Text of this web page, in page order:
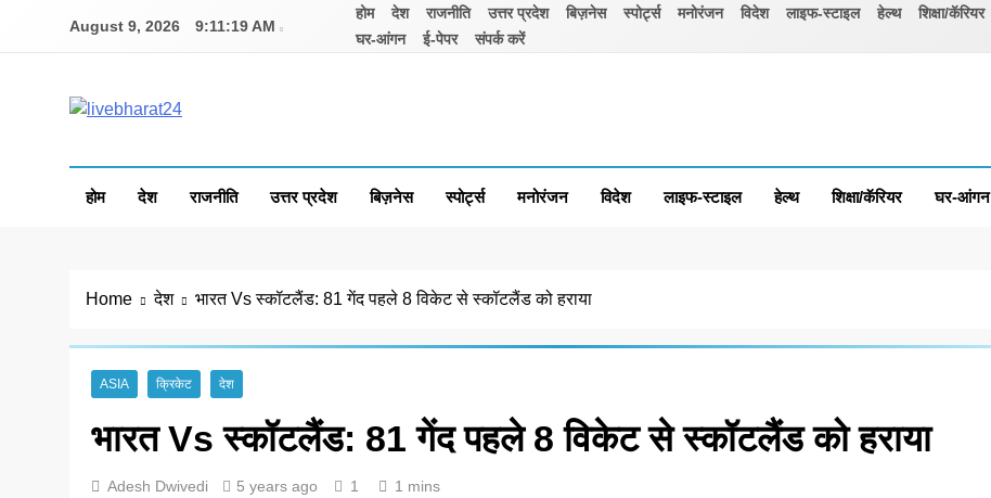
August 9, 2026 9:11:19 AM
होम देश राजनीति उत्तर प्रदेश बिज़नेस स्पोर्ट्स मनोरंजन विदेश लाइफ-स्टाइल हेल्थ
शिक्षा/कॅरियर
घर-आंगन
ई-पेपर संपर्क करें
होम देश राजनीति उत्तर प्रदेश बिज़नेस स्पोर्ट्स मनोरंजन विदेश लाइफ-स्टाइल हेल्थ शिक्षा/कॅरियर घर-आंगन
Home देश भारत Vs स्कॉटलैंड: 81 गेंद पहले 8 विकेट से स्कॉटलैंड को हराया
ASIA क्रिकेट देश
भारत Vs स्कॉटलैंड: 81 गेंद पहले 8 विकेट से स्कॉटलैंड को हराया
Adesh Dwivedi 5 years ago 1 1 mins